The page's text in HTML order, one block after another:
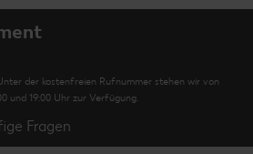
der kostenfreien Rufnummer stehen wir von
und 19:00 Uhr zur Verfügung.
Fragen